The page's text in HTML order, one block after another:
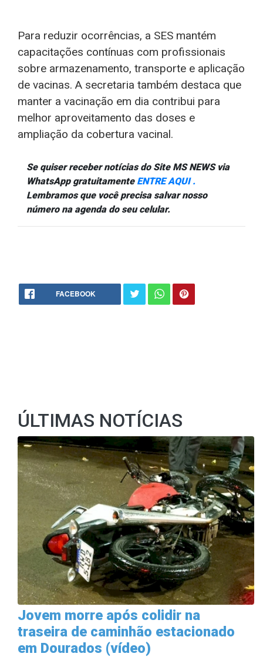
Para reduzir ocorrências, a SES mantém
capacitações contínuas com profissionais
sobre armazenamento, transporte e aplicação
de vacinas. A secretaria também destaca que
manter a vacinação em dia contribui para
melhor aproveitamento das doses e
ampliação da cobertura vacinal.
Se quiser receber notícias do Site MS NEWS via
WhatsApp gratuitamente ENTRE AQUI .
Lembramos que você precisa salvar nosso
número na agenda do seu celular.
FACEBOOK
ÚLTIMAS NOTÍCIAS
Jovem morre após colidir na
traseira de caminhão estacionado
em Dourados (vídeo)